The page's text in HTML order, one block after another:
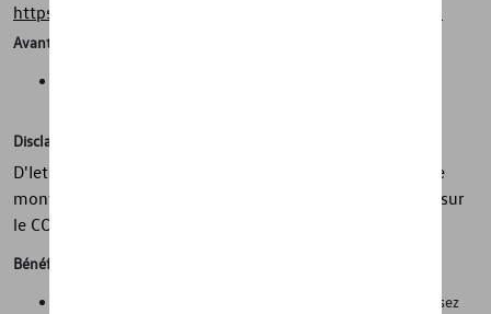
https://eprel.ec.europa.eu/screen/product/tyres/381907
Avantages
Disclaimer
D'Ieteren Automotive ne peut être tenu responsable si le
montage sur le véhicule diffère du montage mentionné sur
le COC
Bénéfices
Sécurité sur la route dans des conditions hivernales. Réduisez